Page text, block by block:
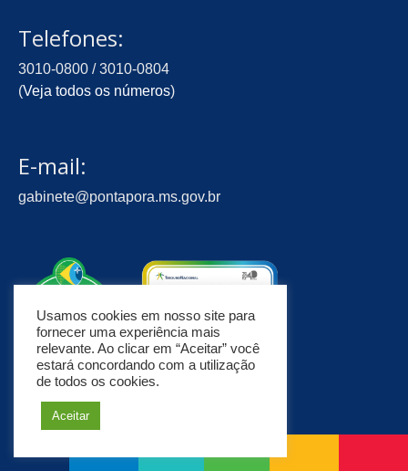
Telefones:
3010-0800 / 3010-0804
(Veja todos os números)
E-mail:
gabinete@pontapora.ms.gov.br
Usamos cookies em nosso site para
fornecer uma experiência mais
relevante. Ao clicar em “Aceitar” você
estará concordando com a utilização
de todos os cookies.
Aceitar